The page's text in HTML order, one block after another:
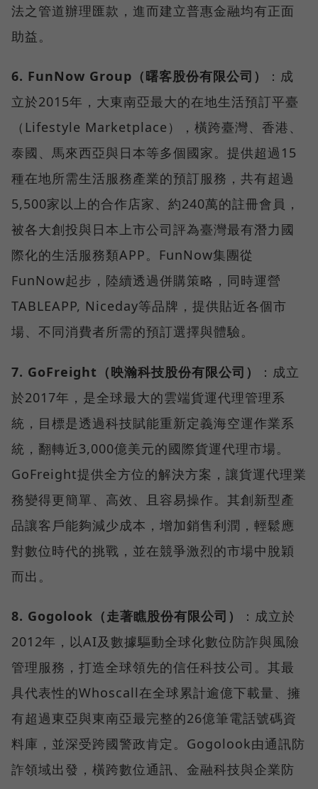
法之管道辦理匯款，進而建立普惠金融均有正面
助益。
6. FunNow Group（曙客股份有限公司）
：成
立於2015年，大東南亞最大的在地生活預訂平臺
（Lifestyle Marketplace），橫跨臺灣、香港、
泰國、馬來西亞與日本等多個國家。提供超過15
種在地所需生活服務產業的預訂服務，共有超過
5,500家以上的合作店家、約240萬的註冊會員，
被各大創投與日本上市公司評為臺灣最有潛力國
際化的生活服務類APP。FunNow集團從
FunNow起步，陸續透過併購策略，同時運營
TABLEAPP, Niceday等品牌，提供貼近各個市
場、不同消費者所需的預訂選擇與體驗。
7. GoFreight（映瀚科技股份有限公司）
：成立
於2017年，是全球最大的雲端貨運代理管理系
統，目標是透過科技賦能重新定義海空運作業系
統，翻轉近3,000億美元的國際貨運代理市場。
GoFreight提供全方位的解決方案，讓貨運代理業
務變得更簡單、高效、且容易操作。其創新型產
品讓客戶能夠減少成本，增加銷售利潤，輕鬆應
對數位時代的挑戰，並在競爭激烈的市場中脫穎
而出。
8. Gogolook（走著瞧股份有限公司）
：成立於
2012年，以AI及數據驅動全球化數位防詐與風險
管理服務，打造全球領先的信任科技公司。其最
具代表性的Whoscall在全球累計逾億下載量、擁
有超過東亞與東南亞最完整的26億筆電話號碼資
料庫，並深受跨國警政肯定。Gogolook由通訊防
詐領域出發，橫跨數位通訊、金融科技與企業防